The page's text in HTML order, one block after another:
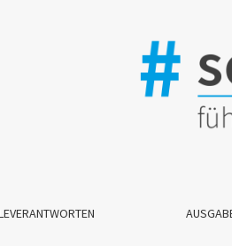
Barometer Austria 2024: Erste